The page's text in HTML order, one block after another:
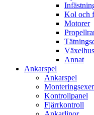
Kol och
Motorer
Annat
Ankarspel
Ankarspel
Kontrollpanel
Fjärrkontroll